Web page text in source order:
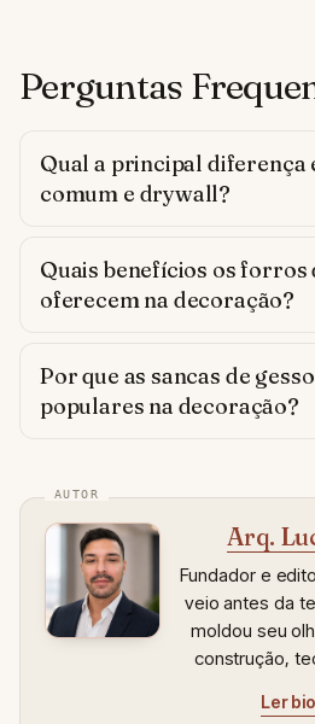
Perguntas
Qual a principal diferença
comum e drywall?
Quais benefícios os forros
oferecem na decoração?
Por que as sancas de
populares na decoração?
Arq.
Fundador e
veio antes da
moldou seu
construção,
Ler